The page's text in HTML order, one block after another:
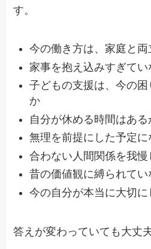
す。
今の働き方は、家庭と
家事を抱え込みすぎてい
子どもの支援は、今の
か
自分が休める時間はある
無理を前提にした予定
合わない人間関係を我
昔の価値観に縛られてい
今の自分が本当に大切
答えが変わっていても大丈